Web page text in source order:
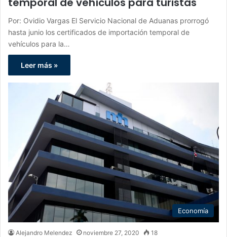
Por: Ovidio Vargas El Servicio Nacional de Aduanas prorrogó
hasta junio los certificados de importación temporal de
vehículos para la…
Leer más »
Economía
Alejandro Melendez noviembre 27, 2020 18